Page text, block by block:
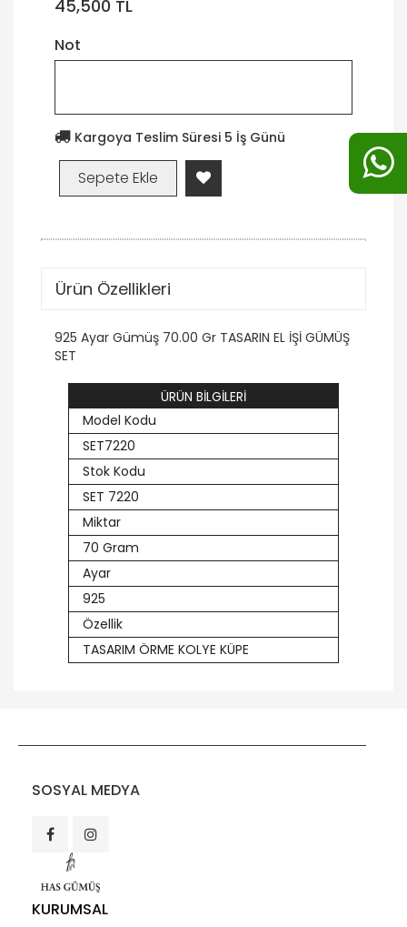
45,500 TL
Not
Kargoya Teslim Süresi 5 İş Günü
Ürün Özellikleri
925 Ayar Gümüş 70.00 Gr TASARIN EL İŞİ GÜMÜŞ
SET
ÜRÜN BİLGİLERİ
Model Kodu
SET7220
Stok Kodu
SET 7220
Miktar
70 Gram
Ayar
925
Özellik
TASARIM ÖRME KOLYE KÜPE
SOSYAL MEDYA
KURUMSAL